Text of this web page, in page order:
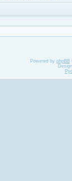
Powered by phpBB